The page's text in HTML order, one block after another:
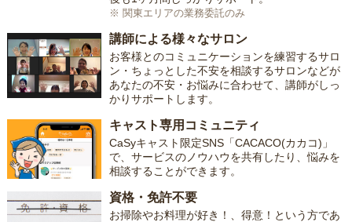
※ 関東エリアの業務委託のみ
講師による様々なサロン
お客様とのコミュニケーションを練習するサロ
ン・ちょっとした不安を相談するサロンなどが
あなたの不安・お悩みに合わせて、講師がしっ
かりサポートします。
キャスト専用コミュニティ
CaSyキャスト限定SNS「CACACO(カカコ)」
で、サービスのノウハウを共有したり、悩みを
相談することができます。
資格・免許不要
お掃除やお料理が好き！、得意！という方であ